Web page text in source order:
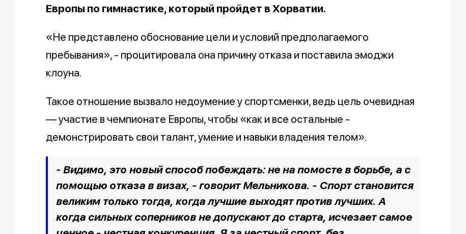
Европы по гимнастике, который пройдет в Хорватии.
«Не представлено обоснование цели и условий предполагаемого
пребывания», - процитировала она причину отказа и поставила эмоджи
клоуна.
Такое отношение вызвало недоумение у спортсменки, ведь цель очевидная
— участие в чемпионате Европы, чтобы «как и все остальные -
демонстрировать свои талант, умение и навыки владения телом».
- Видимо, это новый способ побеждать: не на помосте в борьбе, а с
помощью отказа в визах, - говорит Мельникова. - Спорт становится
великим только тогда, когда лучшие выходят против лучших. А
когда сильных соперников не допускают до старта, исчезает самое